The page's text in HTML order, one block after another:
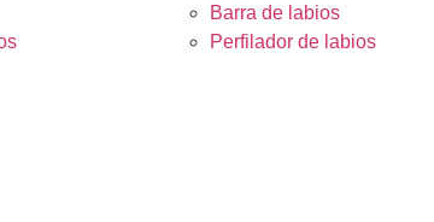
Barra de labios
Perfilador de labios